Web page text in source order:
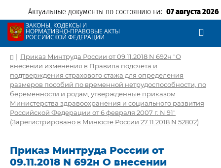
Актуальные документы по состоянию на: 07 августа 2026
ЗАКОНЫ, КОДЕКСЫ И
НОРМАТИВНО-ПРАВОВЫЕ АКТЫ
РОССИЙСКОЙ ФЕДЕРАЦИИ
| Приказ Минтруда России от 09.11.2018 N 692н "О
внесении изменения в Правила подсчета и
подтверждения страхового стажа для определения
размеров пособий по временной нетрудоспособности, по
беременности и родам, утвержденные приказом
Министерства здравоохранения и социального развития
Российской Федерации от 6 февраля 2007 г. N 91"
(Зарегистрировано в Минюсте России 27.11.2018 N 52802)
Приказ Минтруда России от
09.11.2018 N 692н О внесении